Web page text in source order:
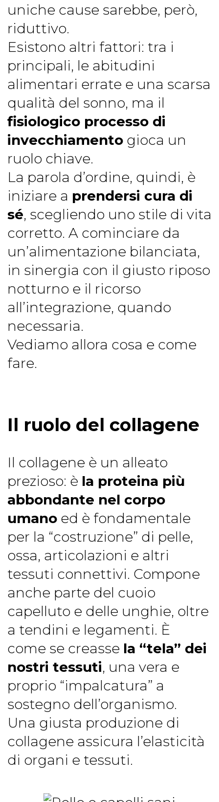
uniche cause sarebbe, però,
riduttivo.
Esistono altri fattori: tra i
principali, le abitudini
alimentari errate e una scarsa
qualità del sonno, ma il
fisiologico processo di
invecchiamento gioca un
ruolo chiave.
La parola d’ordine, quindi, è
iniziare a prendersi cura di
sé, scegliendo uno stile di vita
corretto. A cominciare da
un’alimentazione bilanciata,
in sinergia con il giusto riposo
notturno e il ricorso
all’integrazione, quando
necessaria.
Vediamo allora cosa e come
fare.
Il ruolo del collagene
Il collagene è un alleato
prezioso: è la proteina più
abbondante nel corpo
umano ed è fondamentale
per la “costruzione” di pelle,
ossa, articolazioni e altri
tessuti connettivi. Compone
anche parte del cuoio
capelluto e delle unghie, oltre
a tendini e legamenti. È
come se creasse la “tela” dei
nostri tessuti, una vera e
proprio “impalcatura” a
sostegno dell’organismo.
Una giusta produzione di
collagene assicura l’elasticità
di organi e tessuti.